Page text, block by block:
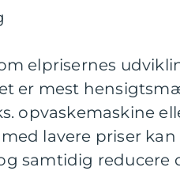
elprisernes
er mest
opvaskemaskine
lavere priser
samtidig reducere